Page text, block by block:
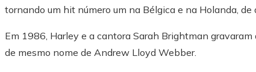
tornando um hit número um na Bélgica e na Holanda, de
Em 1986, Harley e a cantora Sarah Brightman
de mesmo nome de Andrew Lloyd Webber.